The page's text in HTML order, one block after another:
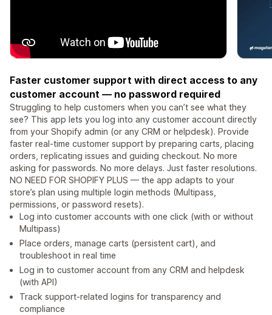
Faster customer support with direct access to any
customer account — no password required
Struggling to help customers when you can’t see what they
see? This app lets you log into any customer account directly
from your Shopify admin (or any CRM or helpdesk). Provide
faster real-time customer support by preparing carts, placing
orders, replicating issues and guiding checkout. No more
asking for passwords. No more delays. Just faster resolutions.
NO NEED FOR SHOPIFY PLUS — the app adapts to your
store’s plan using multiple login methods (Multipass,
permissions, or password resets).
Log into customer accounts with one click (with or without
Multipass)
Place orders, manage carts (persistent cart), and
troubleshoot in real time
Log in to customer account from any CRM and helpdesk
(with API)
Track support-related logins for transparency and
compliance